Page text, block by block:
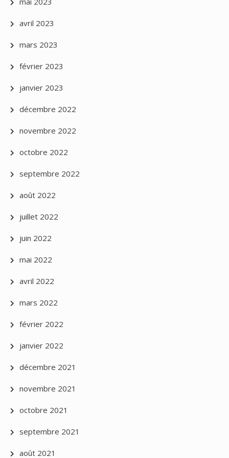
avril 2023
mars 2023
février 2023
janvier 2023
décembre 2022
novembre 2022
octobre 2022
septembre 2022
août 2022
juillet 2022
juin 2022
mai 2022
avril 2022
mars 2022
février 2022
janvier 2022
décembre 2021
novembre 2021
octobre 2021
septembre 2021
août 2021